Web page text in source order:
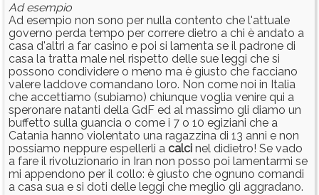
Ad esempio
Ad esempio non sono per nulla contento che l'attuale
governo perda tempo per correre dietro a chi è andato a
casa d'altri a far casino e poi si lamenta se il padrone di
casa la tratta male nel rispetto delle sue leggi che si
possono condividere o meno ma è giusto che facciano
valere laddove comandano loro. Non come noi in Italia
che accettiamo (subiamo) chiunque voglia venire qui a
speronare natanti della GdF ed al massimo gli diamo un
buffetto sulla guancia o come i 7 o 10 egiziani che a
Catania hanno violentato una ragazzina di 13 anni e non
possiamo neppure espellerli a calci nel didietro! Se vado
a fare il rivoluzionario in Iran non posso poi lamentarmi se
mi appendono per il collo: è giusto che ognuno comandi
a casa sua e si doti delle leggi che meglio gli aggradano.